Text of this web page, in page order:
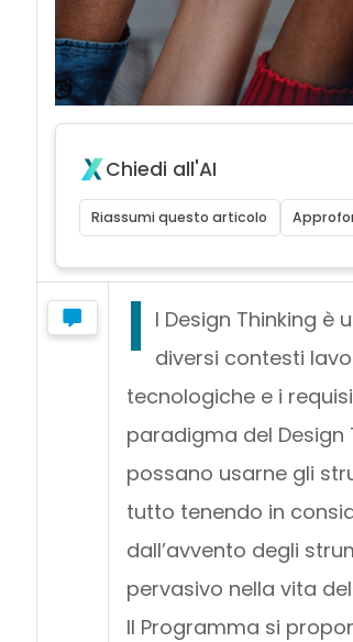
Chiedi all'AI
Riassumi questo articolo
I l Design Thinking è
diversi contesti
tecnologiche e i
paradigma del
possano usarne gli
tutto tenendo in
dall’avvento degli
pervasivo nella vita
Il Programma si